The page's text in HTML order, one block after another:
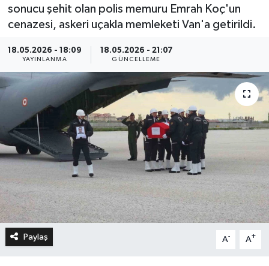
sonucu şehit olan polis memuru Emrah Koç'un
cenazesi, askeri uçakla memleketi Van'a getirildi.
18.05.2026 - 18:09
YAYINLANMA
18.05.2026 - 21:07
GÜNCELLEME
Paylaş A- A+
Sağlık
Son Dakika Haberleri
Haber Arşivi